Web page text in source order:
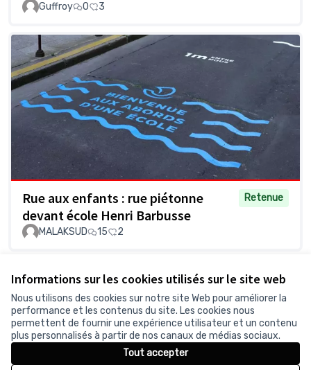
Informations sur les cookies utilisés sur le site web
Nous utilisons des cookies sur notre site Web pour améliorer la
performance et les contenus du site. Les cookies nous
permettent de fournir une expérience utilisateur et un contenu
plus personnalisés à partir de nos canaux de médias sociaux.
Tout accepter
Guffroy 0 3
Rue aux enfants : rue piétonne
devant école Henri Barbusse
Retenue
MALAKSUD 15 2
Voir toutes les propositions retirées
Conditions d'utilisation
Paramètres des cookies